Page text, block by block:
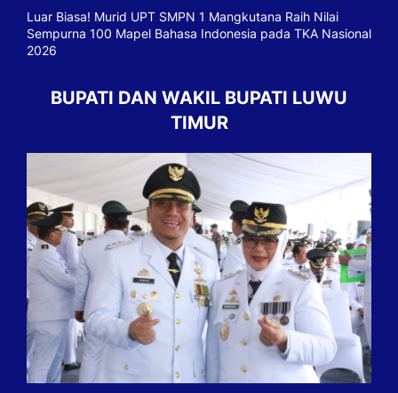
Luar Biasa! Murid UPT SMPN 1 Mangkutana Raih Nilai
Sempurna 100 Mapel Bahasa Indonesia pada TKA Nasional
2026
BUPATI DAN WAKIL BUPATI LUWU
TIMUR